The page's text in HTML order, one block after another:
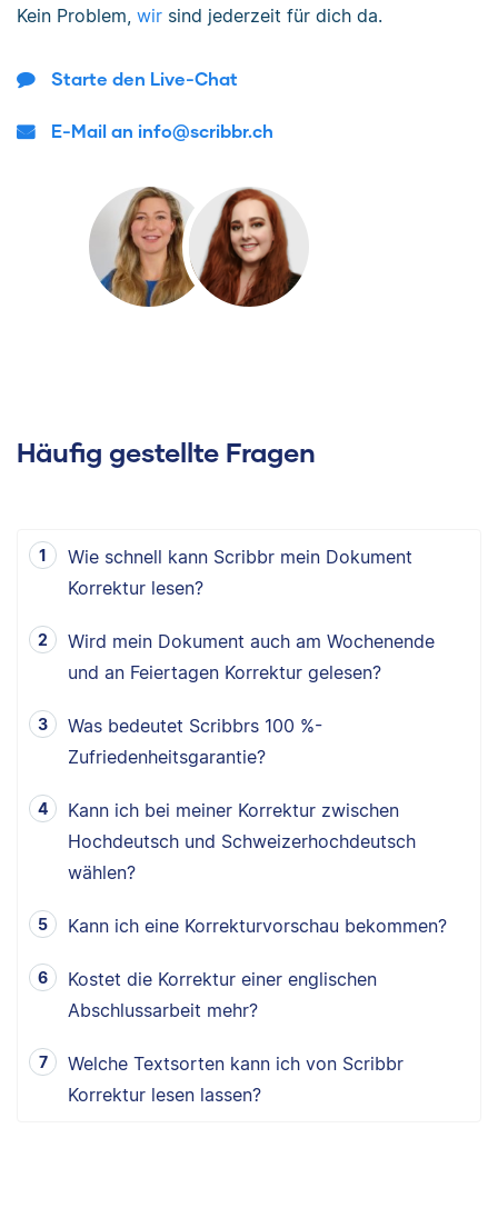
Kein Problem, wir sind jederzeit für dich da.
Starte den Live-Chat
E-Mail an info@scribbr.ch
Häufig gestellte Fragen
Wie schnell kann Scribbr mein Dokument
Korrektur lesen?
Wird mein Dokument auch am Wochenende
und an Feiertagen Korrektur gelesen?
Was bedeutet Scribbrs 100 %-
Zufriedenheitsgarantie?
Kann ich bei meiner Korrektur zwischen
Hochdeutsch und Schweizerhochdeutsch
wählen?
Kann ich eine Korrekturvorschau bekommen?
Kostet die Korrektur einer englischen
Abschlussarbeit mehr?
Welche Textsorten kann ich von Scribbr
Korrektur lesen lassen?